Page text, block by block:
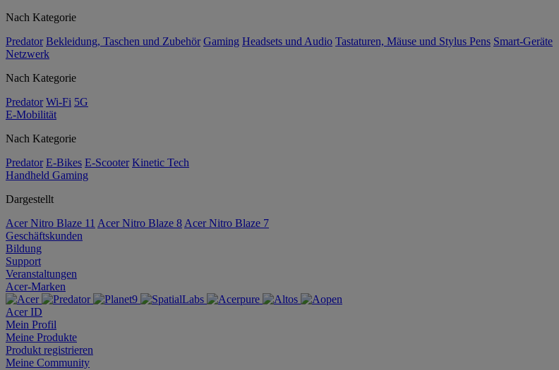
Nach Kategorie
Predator Bekleidung, Taschen und Zubehör Gaming Headsets und Audio Tastaturen, Mäuse und Stylus Pens Smart-Geräte
Netzwerk
Nach Kategorie
Predator Wi-Fi 5G
E-Mobilität
Nach Kategorie
Predator E-Bikes E-Scooter Kinetic Tech
Handheld Gaming
Dargestellt
Acer Nitro Blaze 11 Acer Nitro Blaze 8 Acer Nitro Blaze 7
Geschäftskunden
Bildung
Support
Veranstaltungen
Acer-Marken
Acer ID
Mein Profil
Meine Produkte
Produkt registrieren
Meine Community